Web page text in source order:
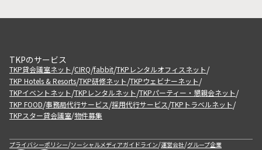
TKPのサービス
TKP貸会議室ネット/CIRQ/fabbit/TKPレンタルオフィスネット/
TKP Hotels & Resorts/TKP研修ネット/TKPウェビナーネット/
TKPイベントネット/TKPレンタルネット/TKPパーティー・懇親会ネット/
TKP FOOD/事務局代行サービス/採用代行サービス/TKPトラベルネット/
TKPスター貸会議室/物件募集
プライバシーポリシー/ソーシャルメディアガイドライン/運営会社/グループ企業